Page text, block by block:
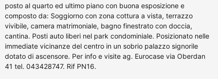
posto al quarto ed ultimo piano con buona esposizione e
composto da: Soggiorno con zona cottura a vista, terrazzo
vivibile, camera matrimoniale, bagno finestrato con doccia,
cantina. Posti auto liberi nel park condominiale. Posizionato nelle
immediate vicinanze del centro in un sobrio palazzo signorile
dotato di ascensore. Per info e visite ag. Eurocase via Oberdan
41 tel. 043428747. Rif PN16.